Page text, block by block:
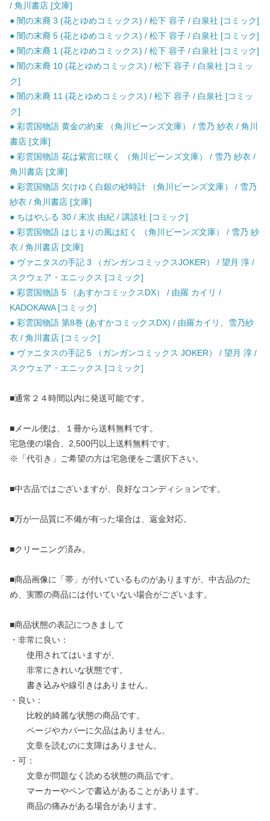
/ 角川書店 [文庫]
● 闇の末裔 3 (花とゆめコミックス) / 松下 容子 / 白泉社 [コミック]
● 闇の末裔 5 (花とゆめコミックス) / 松下 容子 / 白泉社 [コミック]
● 闇の末裔 1 (花とゆめコミックス) / 松下 容子 / 白泉社 [コミック]
● 闇の末裔 10 (花とゆめコミックス) / 松下 容子 / 白泉社 [コミッ
ク]
● 闇の末裔 11 (花とゆめコミックス) / 松下 容子 / 白泉社 [コミッ
ク]
● 彩雲国物語 黄金の約束 （角川ビーンズ文庫） / 雪乃 紗衣 / 角川
書店 [文庫]
● 彩雲国物語 花は紫宮に咲く （角川ビーンズ文庫） / 雪乃 紗衣 /
角川書店 [文庫]
● 彩雲国物語 欠けゆく白銀の砂時計 （角川ビーンズ文庫） / 雪乃
紗衣 / 角川書店 [文庫]
● ちはやふる 30 / 末次 由紀 / 講談社 [コミック]
● 彩雲国物語 はじまりの風は紅く （角川ビーンズ文庫） / 雪乃 紗
衣 / 角川書店 [文庫]
● ヴァニタスの手記 3 （ガンガンコミックスJOKER） / 望月 淳 /
スクウェア・エニックス [コミック]
● 彩雲国物語 5 （あすかコミックスDX） / 由羅 カイリ /
KADOKAWA [コミック]
● 彩雲国物語 第8巻 (あすかコミックスDX) / 由羅カイリ、雪乃紗
衣 / 角川書店 [コミック]
● ヴァニタスの手記 5 （ガンガンコミックス JOKER） / 望月 淳 /
スクウェア・エニックス [コミック]
■通常２４時間以内に発送可能です。
■メール便は、１冊から送料無料です。
宅急便の場合、2,500円以上送料無料です。
※「代引き」ご希望の方は宅急便をご選択下さい。
■中古品ではございますが、良好なコンディションです。
■万が一品質に不備が有った場合は、返金対応。
■クリーニング済み。
■商品画像に「帯」が付いているものがありますが、中古品のた
め、実際の商品には付いていない場合がございます。
■商品状態の表記につきまして
・非常に良い：
使用されてはいますが、
非常にきれいな状態です。
書き込みや線引きはありません。
・良い：
比較的綺麗な状態の商品です。
ページやカバーに欠品はありません。
文章を読むのに支障はありません。
・可：
文章が問題なく読める状態の商品です。
マーカーやペンで書込があることがあります。
商品の痛みがある場合があります。